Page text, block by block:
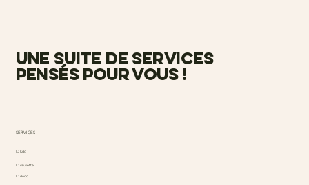
une suite de services
pensés pour vous !
SERVICES
ID Kdo
ID causette
ID dodo